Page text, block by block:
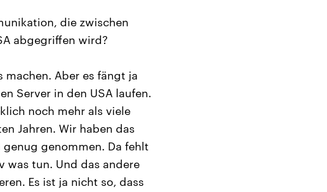
die zwischen
abgegriffen wird?
Aber es fängt ja
Server in den USA laufen.
noch mehr als viele
Jahren. Wir haben das
genommen. Da fehlt
was tun. Und das andere
Es ist ja nicht so, dass